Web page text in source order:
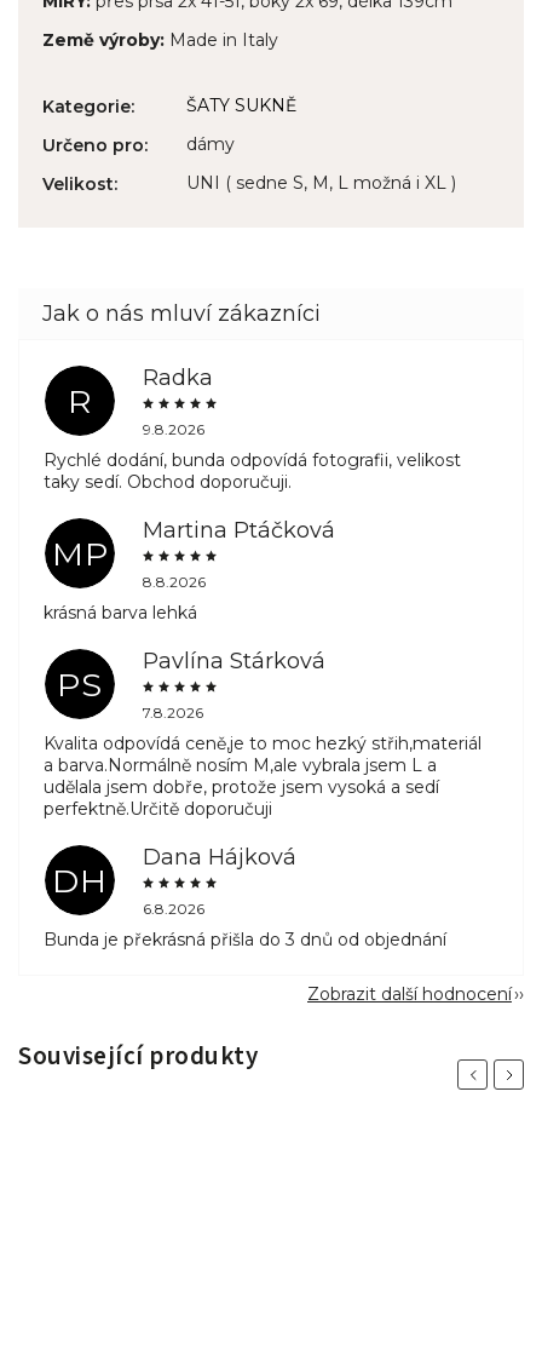
Země výroby: Made in Italy
Kategorie:
ŠATY SUKNĚ
Určeno pro:
dámy
Velikost: UNI ( sedne S, M, L možná i XL )
R
Radka
9.8.2026
Rychlé dodání, bunda odpovídá fotografii, velikost
taky sedí. Obchod doporučuji.
MP
Martina Ptáčková
8.8.2026
krásná barva lehká
PS
Pavlína Stárková
7.8.2026
Kvalita odpovídá ceně,je to moc hezký střih,materiál
a barva.Normálně nosím M,ale vybrala jsem L a
udělala jsem dobře, protože jsem vysoká a sedí
perfektně.Určitě doporučuji
DH
Dana Hájková
6.8.2026
Bunda je překrásná přišla do 3 dnů od objednání
Zobrazit další hodnocení
Související produkty
Previous
Next